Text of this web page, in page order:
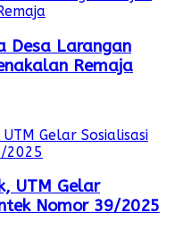
Desa Larangan
Remaja
UTM Gelar
Nomor 39/2025